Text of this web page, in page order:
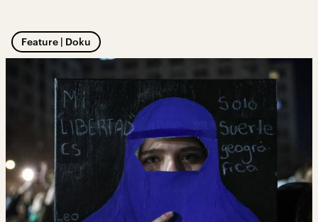
Parasitenjagd
Spürhund gegen Bettwanze
33:49 Minuten
Kinderwunsch
Was sollte erlaubt sein – und was nicht?
Feature | Doku